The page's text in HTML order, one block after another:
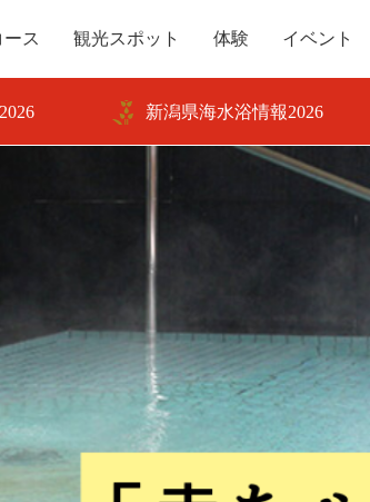
ス 観光スポット 体験 イベント
新潟県海水浴情報2026